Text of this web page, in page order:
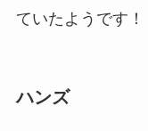
ていたようです！
ハンズ